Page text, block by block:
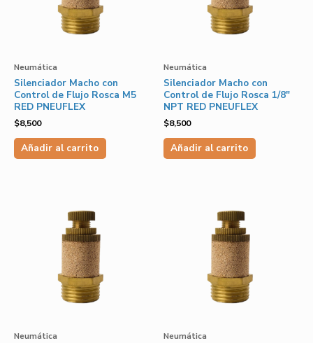
Neumática
Silenciador Macho con
Control de Flujo Rosca M5
RED PNEUFLEX
$8,500
Añadir al carrito
Neumática
Silenciador Macho con
Control de Flujo Rosca 1/8″
NPT RED PNEUFLEX
$8,500
Añadir al carrito
Neumática Neumática